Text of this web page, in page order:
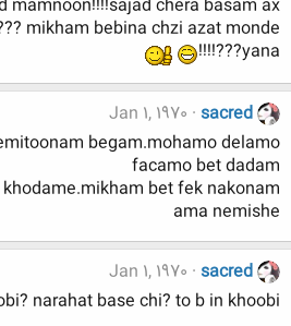
mamnoon!!!!sajad chera basam ax
mikham bebina chzi azat monde
yana???!!!!
sacred
Jan 1, 1970
begam.mohamo delamo
facamo bet dadam
bet fek nakonam
ama nemishe
sacred
Jan 1, 1970
narahat base chi? to b in khoobi!!!!